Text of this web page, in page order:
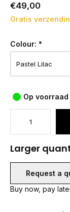
€49,00
Gratis
Colour: *
Op voorraad
Larger
Request a
Buy now, pay